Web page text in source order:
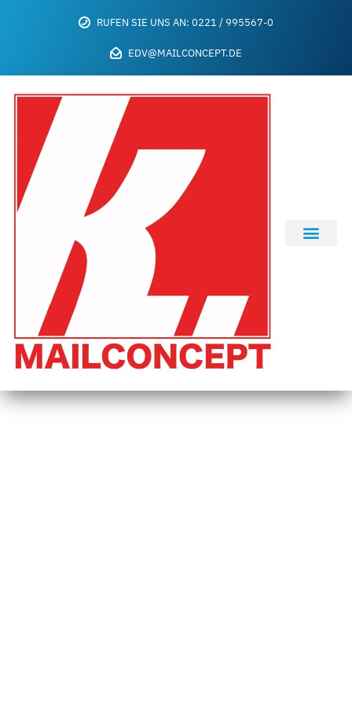
RUFEN SIE UNS AN: 0221 / 995567-0
EDV@MAILCONCEPT.DE